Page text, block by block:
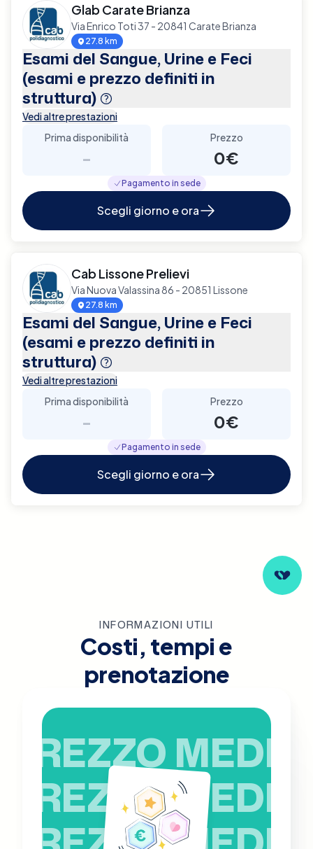
Glab Carate Brianza
Via Enrico Toti 37 - 20841 Carate Brianza
27.8 km
Esami del Sangue, Urine e Feci
(esami e prezzo definiti in
struttura)
Vedi altre prestazioni
Prima disponibilità
-
Prezzo
0€
Pagamento in sede
Scegli giorno e ora
Cab Lissone Prelievi
Via Nuova Valassina 86 - 20851 Lissone
27.8 km
Esami del Sangue, Urine e Feci
(esami e prezzo definiti in
struttura)
Vedi altre prestazioni
Prima disponibilità
-
Prezzo
0€
Pagamento in sede
Scegli giorno e ora
INFORMAZIONI UTILI
Costi, tempi e
prenotazione
PREZZO MEDIO
PREZZO MEDIO